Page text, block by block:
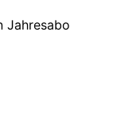
Jahresabo